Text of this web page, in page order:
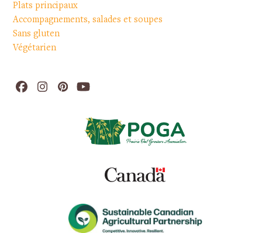
Plats principaux
Accompagnements, salades et soupes
Sans gluten
Végétarien
Facebook
Instagram
PinterestYouTube